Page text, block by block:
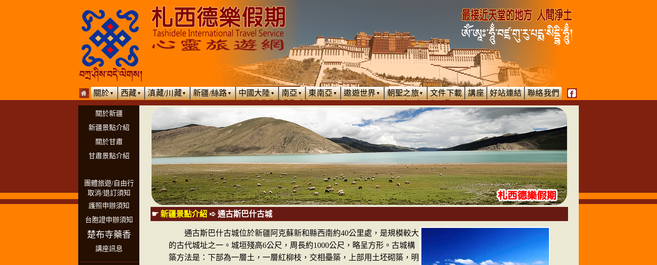
關於▼ 西藏▼ 滇藏/川藏▼ 新疆/絲路▼ 中國大陸▼ 南亞▼ 東南亞▼ 遨遊世界▼ 朝聖之旅▼ 文件下載 講座 好站連結 聯絡我們
關於新疆
新疆景點介紹
關於甘肅
甘肅景點介紹
團體旅遊/自由行
取消/退訂須知
護照申辦須知
台胞證申辦須知
楚布寺藥香
講座訊息
☛ 新疆景點介紹➪ 通古斯巴什古城
通古斯巴什古城位於新疆阿克蘇新和縣西南約40公里處，是規模較大
的古代城址之一。城垣殘高6公尺，周長約1000公尺，略呈方形。古城構
築方法是：下部為一層土，一層紅柳枝，交相壘築，上部用土坯砌築，明